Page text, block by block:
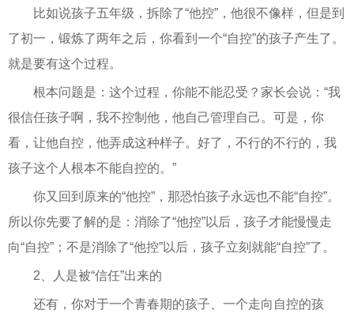
比如说孩子五年级，拆除了“他控”，他很不像样，但是到
了初一，锻炼了两年之后，你看到一个“自控”的孩子产生了。
就是要有这个过程。
根本问题是：这个过程，你能不能忍受？家长会说：“我
很信任孩子啊，我不控制他，他自己管理自己。可是，你
看，让他自控，他弄成这种样子。好了，不行的不行的，我
孩子这个人根本不能自控的。”
你又回到原来的“他控”，那恐怕孩子永远也不能“自控”。
所以你先要了解的是：消除了“他控”以后，孩子才能慢慢走
向“自控”；不是消除了“他控”以后，孩子立刻就能“自控”了。
2、人是被“信任”出来的
还有，你对于一个青春期的孩子、一个走向自控的孩